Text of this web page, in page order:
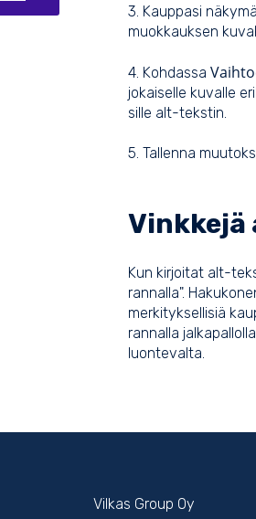
3. Kauppasi
muokkauksen
4. Kohdassa
jokaiselle kuvalle
sille alt-tekstin.
5. Tallenna
Kun kirjoitat alt-
rannalla".
merkityksellisiä
rannalla
luontevalta.
Vilkas Group Oy